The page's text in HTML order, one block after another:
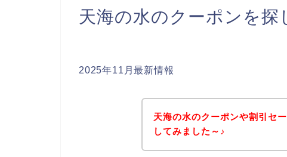
天海の水のクーポンを探
2025年11月最新情報
天海の水のクーポンや割引セ
してみました～♪